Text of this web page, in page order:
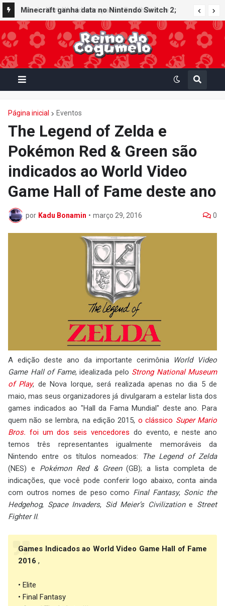
Minecraft ganha data no Nintendo Switch 2;
Super Mario Mash-Up receberá atualização
gráfica exclusiva
Página inicial Eventos
The Legend of Zelda e
Pokémon Red & Green são
indicados ao World Video
Game Hall of Fame deste ano
por Kadu Bonamin • março 29, 2016 0
A edição deste ano da importante cerimônia
World Video
Game Hall of Fame, idealizada pelo Strong National Museum
of Play, de Nova Iorque, será realizada apenas no dia 5 de
maio, mas seus organizadores já divulgaram a estelar lista dos
games indicados ao "Hall da Fama Mundial" deste ano. Para
quem não se lembra, na edição 2015, o clássico Super Mario
Bros. foi um dos seis vencedores do evento, e neste ano
temos três representantes igualmente memoráveis da
Nintendo entre os títulos nomeados:
The Legend of Zelda
(NES) e Pokémon Red & Green(GB); a lista completa de
indicações, que você pode conferir logo abaixo, conta ainda
com outros nomes de peso como Final Fantasy, Sonic the
Hedgehog, Space Invaders, Sid Meier’s Civilizatione Street
Fighter II.
Games Indicados ao World Video Game Hall of Fame
2016 ,
• Elite
• Final Fantasy